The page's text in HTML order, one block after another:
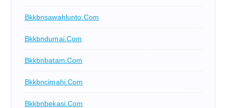
Bkkbnsawahlunto.com
Bkkbndumai.com
Bkkbnbatam.com
Bkkbncimahi.com
Bkkbnbekasi.com